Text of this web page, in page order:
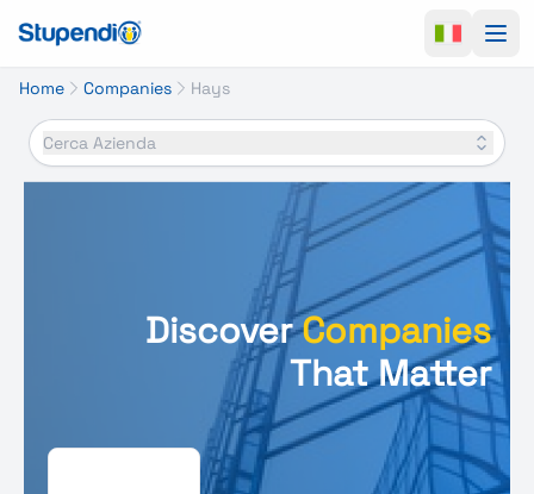
Home Companies Hays
Cerca Azienda
DiscoverCompanies
That Matter